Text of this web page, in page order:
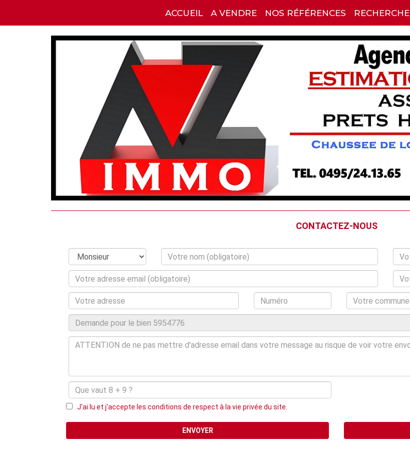
ACCUEIL A VENDRE NOS RÉFÉRENCES RECHERCHE
CONTACTEZ-NOUS
J'ai lu et j'accepte les conditions de respect à la vie privée du site.
ENVOYER